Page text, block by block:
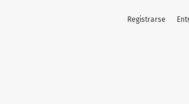
Registrarse